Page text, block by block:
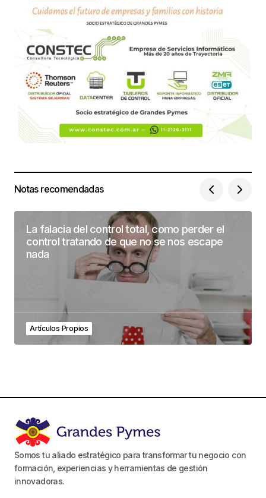
Notas recomendadas
La falacia del control total, como perder el
control tratando de que no se nos escape
nada
Artículos Propios
Somos tu aliado estratégico para transformar tu negocio con
formación, experiencias y herramientas de gestión
innovadoras.